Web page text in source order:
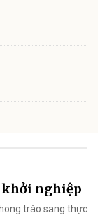
khởi nghiệp
trào sang thực